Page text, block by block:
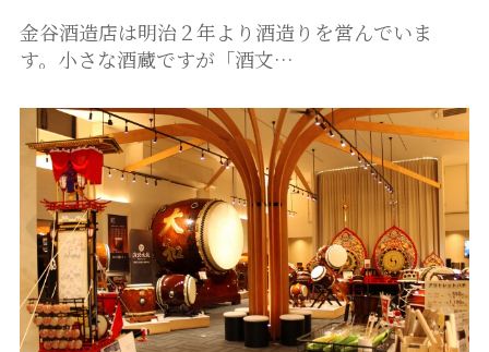
金谷酒造店は明治２年より酒造りを営んでいま
す。小さな酒蔵ですが「酒文…